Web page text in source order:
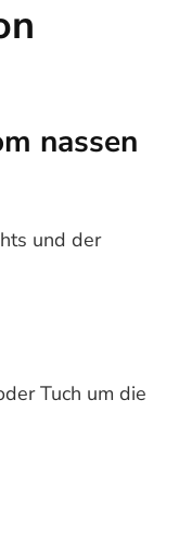
nassen
und der
Tuch um die